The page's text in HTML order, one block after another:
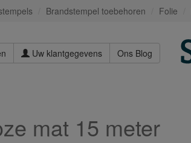
Brandstempel toebehoren Folie
Uw klantgegevens Ons Blog
mat 15 meter